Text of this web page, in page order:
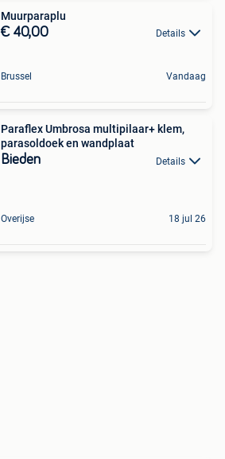
Muurparaplu
€ 40,00 Details
Brussel Vandaag
Paraflex Umbrosa multipilaar+ klem,
parasoldoek en wandplaat
Bieden Details
Overijse 18 jul 26